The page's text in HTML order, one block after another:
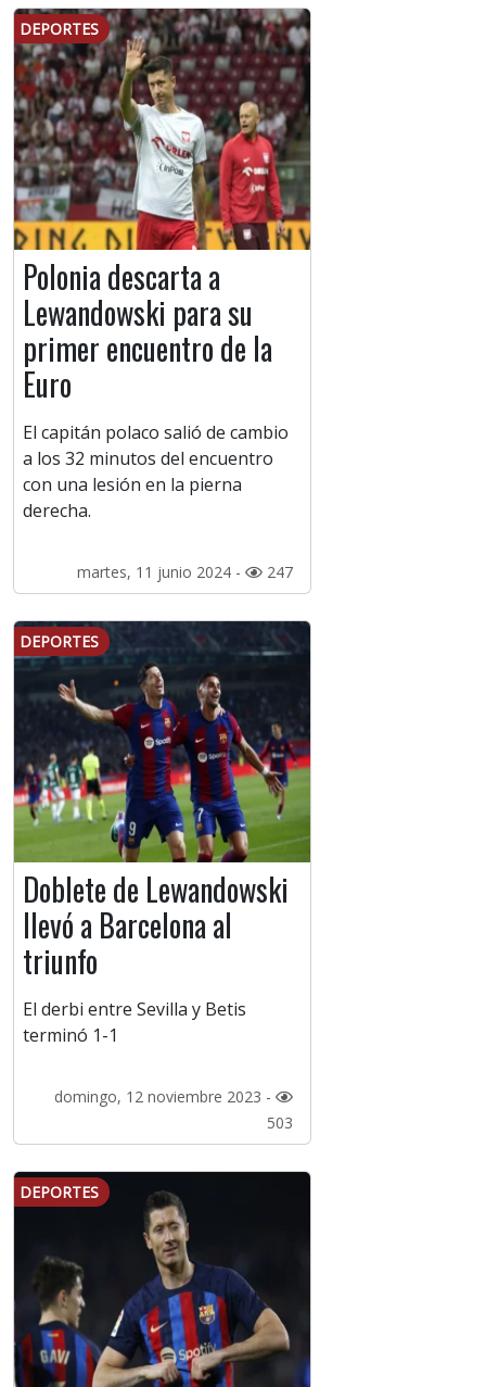
DEPORTES
Polonia descarta a
Lewandowski para su
primer encuentro de la
Euro
El capitán polaco salió de cambio
a los 32 minutos del encuentro
con una lesión en la pierna
derecha.
martes, 11 junio 2024 - 247
DEPORTES
Doblete de Lewandowski
llevó a Barcelona al
triunfo
El derbi entre Sevilla y Betis
terminó 1-1
domingo, 12 noviembre 2023 -
503
DEPORTES